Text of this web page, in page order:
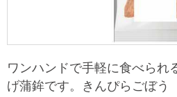
食の安全・安心への取組み
ギフト
マルチコピー機でできることトップ
コピー
宅配便
チケットサービス
企業理念
セブン＆アイ・ホールディングスの
加盟店オーナー募集
ワンハンドで手軽に食べられ
げ蒲鉾です。きんぴらごぼう